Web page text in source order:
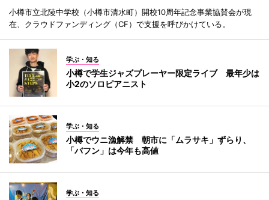
小樽市立北陵中学校（小樽市清水町）開校10周年記念事業協賛会が現
在、クラウドファンディング（CF）で支援を呼びかけている。
学ぶ・知る
小樽で学生ジャズプレーヤー限定ライブ 最年少は
小2のソロピアニスト
学ぶ・知る
小樽でウニ漁解禁 朝市に「ムラサキ」ずらり、
「バフン」は今年も高値
学ぶ・知る